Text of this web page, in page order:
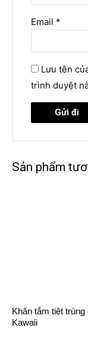
Email *
Lưu tên
trình duyệt
Sản phẩm
Khăn tắm tiệt trùng
Kawaii